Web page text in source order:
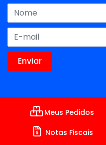
Meus Pedidos
Notas Fiscais